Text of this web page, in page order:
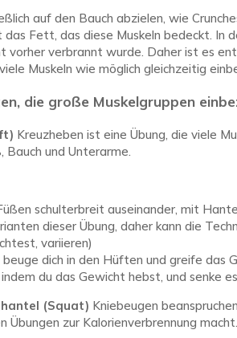
auf den Bauch abzielen, wie
das Fett, das diese Muskeln bedeckt. In
vorher verbrannt wurde. Daher ist es
Muskeln wie möglich gleichzeitig
die große Muskelgruppen
Kreuzheben ist eine Übung, die viele
Bauch und Unterarme.
schulterbreit auseinander, mit
dieser Übung, daher kann die
variieren)
beuge dich in den Hüften und greife das
du das Gewicht hebst, und senke
(Squat) Kniebeugen
Übungen zur Kalorienverbrennung macht.